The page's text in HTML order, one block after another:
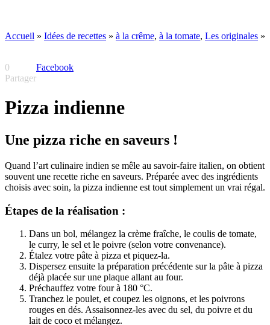
Accueil » Idées de recettes » à la crême, à la tomate, Les originales »
0
Partager
Facebook
Pizza indienne
Une pizza riche en saveurs !
Quand l’art culinaire indien se mêle au savoir-faire italien, on obtient
souvent une recette riche en saveurs. Préparée avec des ingrédients
choisis avec soin, la pizza indienne est tout simplement un vrai régal.
Étapes de la réalisation :
Dans un bol, mélangez la crème fraîche, le coulis de tomate,
le curry, le sel et le poivre (selon votre convenance).
Étalez votre pâte à pizza et piquez-la.
Dispersez ensuite la préparation précédente sur la pâte à pizza
déjà placée sur une plaque allant au four.
Préchauffez votre four à 180 °C.
Tranchez le poulet, et coupez les oignons, et les poivrons
rouges en dés. Assaisonnez-les avec du sel, du poivre et du
lait de coco et mélangez.